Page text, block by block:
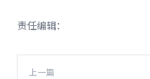
责任编辑：
上一篇